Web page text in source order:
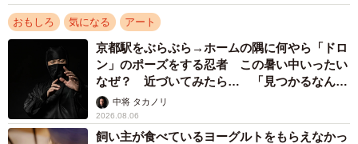
おもしろ 気になる アート
京都駅をぶらぶら→ホームの隅に何やら「ドロ
ン」のポーズをする忍者 この暑い中いったい
なぜ？ 近づいてみたら… 「見つかるなんて
未熟」中将 タカノリ
2026.08.06
飼い主が食べているヨーグルトをもらえなかっ